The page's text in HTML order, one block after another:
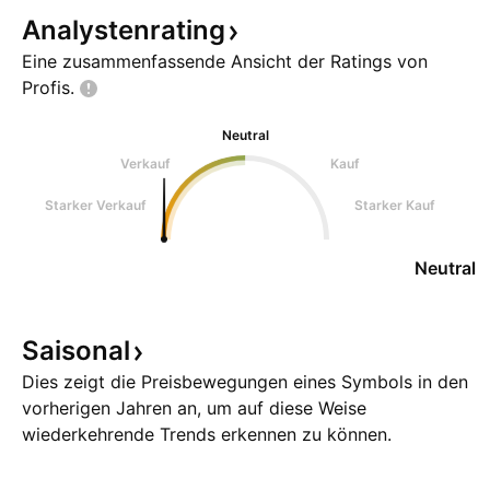
Analystenrating
Eine zusammenfassende Ansicht der Ratings von
Profis.
Neutral
Verkauf
Kauf
Starker Verkauf Starker Kauf
Neutral
Saisonal
Dies zeigt die Preisbewegungen eines Symbols in den
vorherigen Jahren an, um auf diese Weise
wiederkehrende Trends erkennen zu können.